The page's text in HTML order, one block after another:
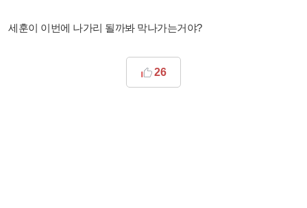
세훈이 이번에 나가리 될까봐 막나가는거야?
26